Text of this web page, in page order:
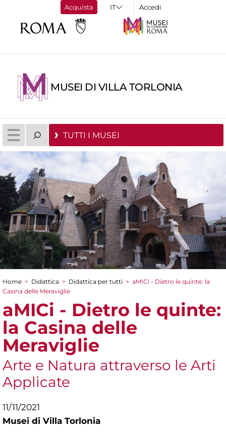
Acquista Accedi
MUSEI DI VILLA TORLONIA
TUTTI I MUSEI
Tu sei qui
Home > Didattica > Didattica per tutti > aMICi - Dietro le quinte: la
Casina delle Meraviglie
aMICi - Dietro le quinte:
la Casina delle
Meraviglie
Arte e Natura attraverso le Arti
Applicate
11/11/2021
Musei di Villa Torlonia